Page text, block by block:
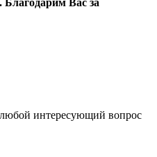
Благодарим Вас за
интересующий вопрос